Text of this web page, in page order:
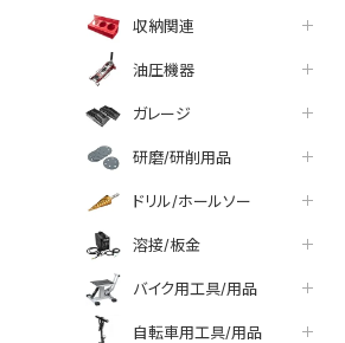
収納関連
油圧機器
ガレージ
研磨/研削用品
ドリル/ホールソー
溶接/板金
バイク用工具/用品
自転車用工具/用品